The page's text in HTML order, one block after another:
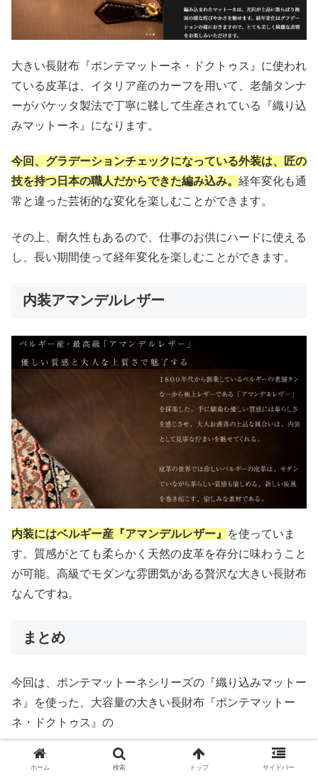
大きい長財布『ポンテマットーネ・ドクトゥス』に使われ
ている皮革は、イタリア産のカーフを用いて、老舗タンナ
ーがバケッタ製法で丁寧に鞣して生産されている『織り込
みマットーネ』になります。
今回、グラデーションチェックになっている外装は、匠の
技を持つ日本の職人だからできた編み込み。 経年変化も通
常と違った芸術的な変化を楽しむことができます。
その上、耐久性もあるので、仕事のお供にハードに使える
し、長い期間使って経年変化を楽しむことができます。
内装アマンデルレザー
内装にはベルギー産『アマンデルレザー』
を使っていま
す。質感がとても柔らかく天然の皮革を存分に味わうこと
が可能。高級でモダンな雰囲気がある贅沢な大きい長財布
なんですね。
まとめ
今回は、ポンテマットーネシリーズの『織り込みマットー
ネ』を使った、大容量の大きい長財布『ポンテマットー
ネ・ドクトゥス』の
札入れ、小銭入れなどのディティール
ホーム 検索 トップ サイドバー